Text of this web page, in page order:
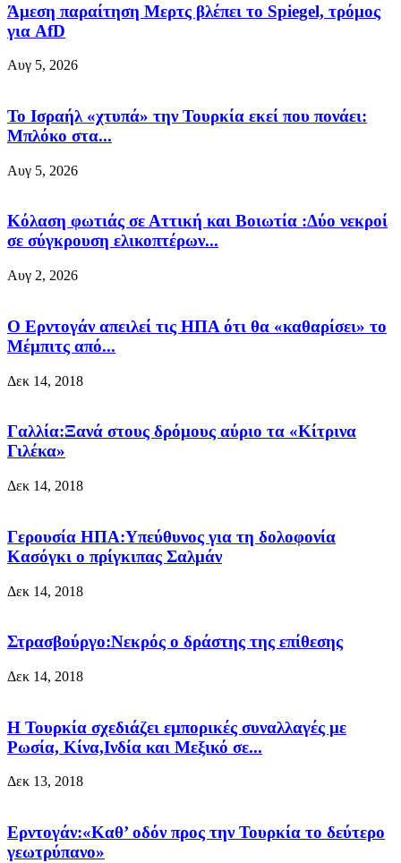
Άμεση παραίτηση Mερτς βλέπει το Spiegel, τρόμος
για AfD
Αυγ 5, 2026
Το Ισραήλ «χτυπά» την Τουρκία εκεί που πονάει:
Μπλόκο στα...
Αυγ 5, 2026
Κόλαση φωτιάς σε Αττική και Βοιωτία :Δύο νεκροί
σε σύγκρουση ελικοπτέρων...
Αυγ 2, 2026
O Eρντογάν απειλεί τις ΗΠΑ ότι θα «καθαρίσει» το
Μέμπιτς από...
Δεκ 14, 2018
Γαλλία:Ξανά στους δρόμους αύριο τα «Κίτρινα
Γιλέκα»
Δεκ 14, 2018
Γερουσία ΗΠΑ:Υπεύθυνος για τη δολοφονία
Κασόγκι ο πρίγκιπας Σαλμάν
Δεκ 14, 2018
Στρασβούργο:Νεκρός ο δράστης της επίθεσης
Δεκ 14, 2018
H Τουρκία σχεδιάζει εμπορικές συναλλαγές με
Ρωσία, Kίνα,Ινδία και Μεξικό σε...
Δεκ 13, 2018
Ερντογάν:«Καθ’ οδόν προς την Τουρκία το δεύτερο
γεωτρύπανο»